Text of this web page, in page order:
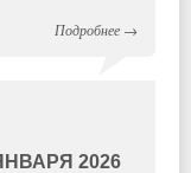
Подробнее →
2026